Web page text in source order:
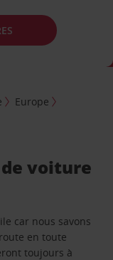
Europe
voiture
car nous savons
en toute
toujours à